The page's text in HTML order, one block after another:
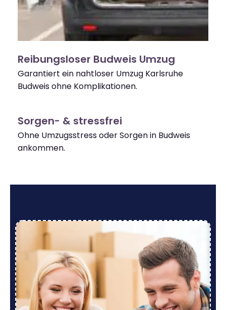
Reibungsloser Budweis Umzug
Garantiert ein nahtloser Umzug Karlsruhe
Budweis ohne Komplikationen.
Sorgen- & stressfrei
Ohne Umzugsstress oder Sorgen in Budweis
ankommen.